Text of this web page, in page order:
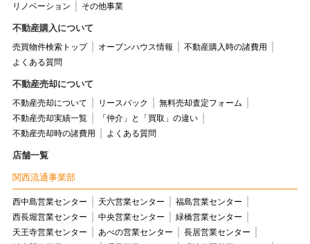
リノベーション
その他事業
不動産購入について
売買物件検索トップ オープンハウス情報
不動産購入時の諸費用
よくある質問
不動産売却について
不動産売却について リースバック
無料売却査定フォーム
不動産売却実績一覧
「仲介」と「買取」の違い
不動産売却時の諸費用
よくある質問
店舗一覧
関西流通事業部
西中島営業センター 天六営業センター
福島営業センター
西長堀営業センター
中央営業センター
緑橋営業センター
天王寺営業センター
あべの営業センター
長居営業センター